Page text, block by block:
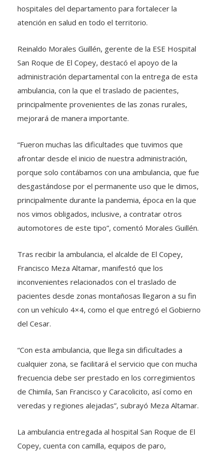
hospitales del departamento para fortalecer la
atención en salud en todo el territorio.
Reinaldo Morales Guillén, gerente de la ESE Hospital
San Roque de El Copey, destacó el apoyo de la
administración departamental con la entrega de esta
ambulancia, con la que el traslado de pacientes,
principalmente provenientes de las zonas rurales,
mejorará de manera importante.
“Fueron muchas las dificultades que tuvimos que
afrontar desde el inicio de nuestra administración,
porque solo contábamos con una ambulancia, que fue
desgastándose por el permanente uso que le dimos,
principalmente durante la pandemia, época en la que
nos vimos obligados, inclusive, a contratar otros
automotores de este tipo”, comentó Morales Guillén.
Tras recibir la ambulancia, el alcalde de El Copey,
Francisco Meza Altamar, manifestó que los
inconvenientes relacionados con el traslado de
pacientes desde zonas montañosas llegaron a su fin
con un vehículo 4×4, como el que entregó el Gobierno
del Cesar.
“Con esta ambulancia, que llega sin dificultades a
cualquier zona, se facilitará el servicio que con mucha
frecuencia debe ser prestado en los corregimientos
de Chimila, San Francisco y Caracolicito, así como en
veredas y regiones alejadas”, subrayó Meza Altamar.
La ambulancia entregada al hospital San Roque de El
Copey, cuenta con camilla, equipos de paro,